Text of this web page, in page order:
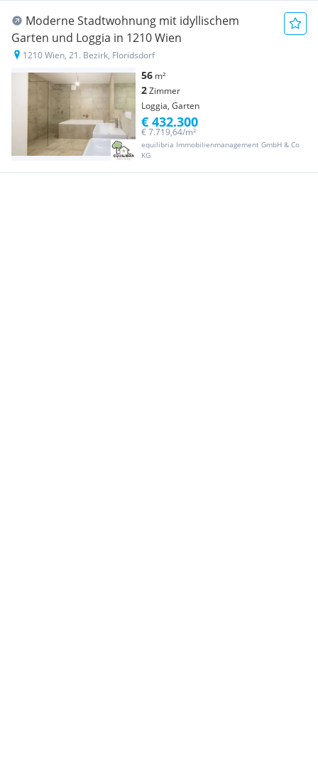
Moderne Stadtwohnung mit idyllischem
Garten und Loggia in 1210 Wien
1210 Wien, 21. Bezirk, Floridsdorf
56 m²
2Zimmer
Loggia, Garten
equilibria Immobilienmanagement GmbH & Co
KG
€ 7.719,64/m²
€ 432.300